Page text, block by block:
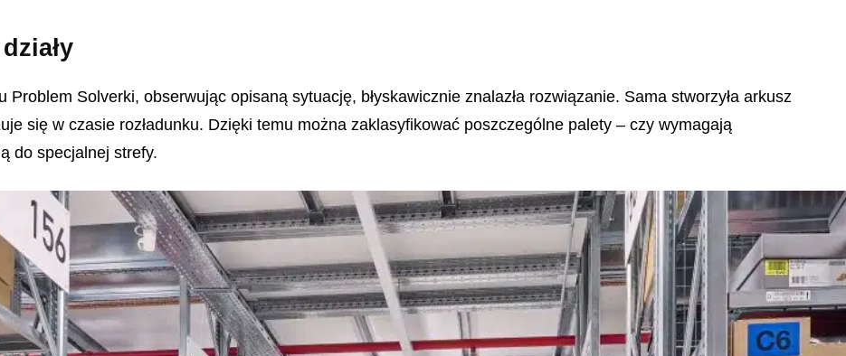
Solverki, obserwując opisaną sytuację, błyskawicznie znalazła rozwiązanie. Sama stworzyła arkusz
się w czasie rozładunku. Dzięki temu można zaklasyfikować poszczególne palety – czy wymagają
do specjalnej strefy.